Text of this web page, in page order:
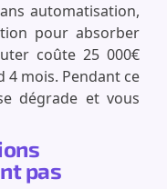
automatisation,
pour absorber
coûte 25 000€
4 mois. Pendant ce
dégrade et vous
pas